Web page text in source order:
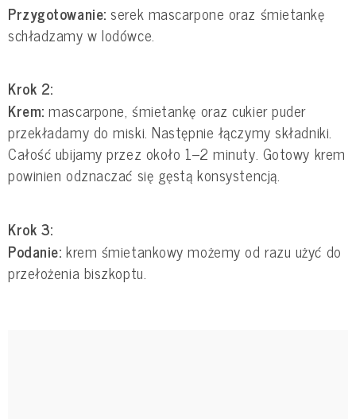
Przygotowanie: serek mascarpone oraz śmietankę
schładzamy w lodówce.
Krok 2:
Krem: mascarpone, śmietankę oraz cukier puder
przekładamy do miski. Następnie łączymy składniki.
Całość ubijamy przez około 1–2 minuty. Gotowy krem
powinien odznaczać się gęstą konsystencją.
Krok 3:
Podanie: krem śmietankowy możemy od razu użyć do
przełożenia biszkoptu.